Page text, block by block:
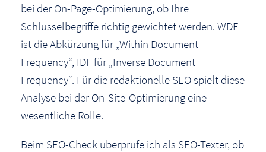
bei der On-Page-Optimierung, ob Ihre
Schlüsselbegriffe richtig gewichtet werden. WDF
ist die Abkürzung für „Within Document
Frequency“, IDF für „Inverse Document
Frequency“. Für die redaktionelle SEO spielt diese
Analyse bei der On-Site-Optimierung eine
wesentliche Rolle.
Beim SEO-Check überprüfe ich als SEO-Texter, ob